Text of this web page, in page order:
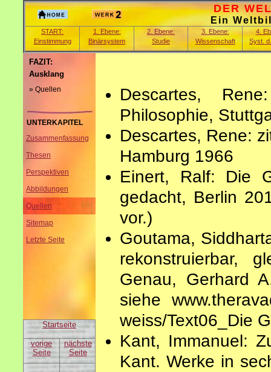
DER
Ein
START:
Einstimmung
1. Ebene:
Binärsystem
2. Ebene:
Studie
3. Ebene:
Wissenschaft
4.
Syst.
FAZIT:
Ausklang
» Quellen
UNTERKAPITEL
Zusammenfassung
Thesen
Perspektiven
Abbildungen
Quellen
Sitemap
Letzte Seite
Startseite
vorige
Seite
nächste
Seite
Descartes,
Philosophie,
Descartes, Rene:
Hamburg 1966
Einert, Ralf: Die
gedacht, Berlin
vor.)
Goutama,
rekonstruierbar,
Genau, Gerhard
siehe
weiss/Text06_Die
Kant, Immanuel:
Kant. Werke in